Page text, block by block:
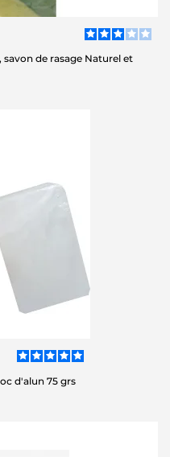
savon de rasage Naturel et
d'alun 75 grs